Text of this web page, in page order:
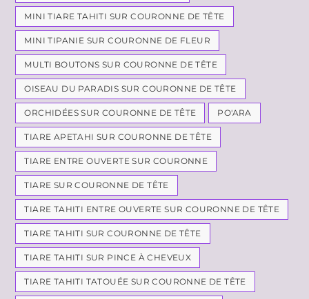
MINI TIARE TAHITI SUR COURONNE DE TÊTE
MINI TIPANIE SUR COURONNE DE FLEUR
MULTI BOUTONS SUR COURONNE DE TÊTE
OISEAU DU PARADIS SUR COURONNE DE TÊTE
ORCHIDÉES SUR COURONNE DE TÊTE PO'ARA
TIARE APETAHI SUR COURONNE DE TÊTE
TIARE ENTRE OUVERTE SUR COURONNE
TIARE SUR COURONNE DE TÊTE
TIARE TAHITI ENTRE OUVERTE SUR COURONNE DE TÊTE
TIARE TAHITI SUR COURONNE DE TÊTE
TIARE TAHITI SUR PINCE À CHEVEUX
TIARE TAHITI TATOUÉE SUR COURONNE DE TÊTE